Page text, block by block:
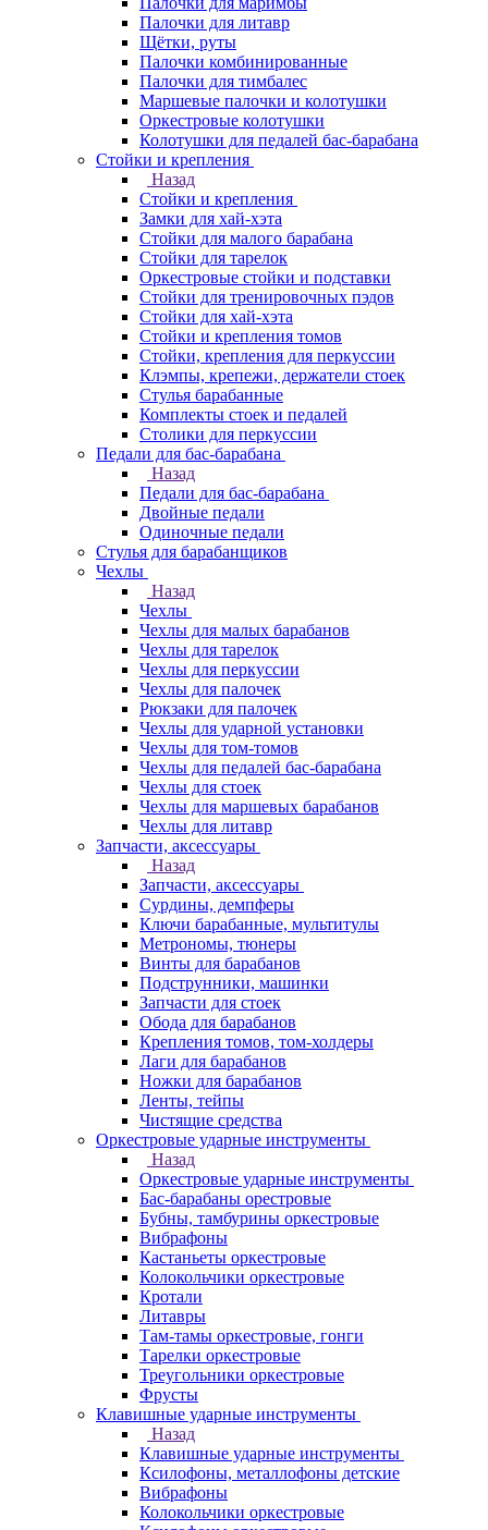
Палочки для литавр
Щётки, руты
Палочки комбинированные
Палочки для тимбалес
Маршевые палочки и колотушки
Оркестровые колотушки
Колотушки для педалей бас-барабана
Стойки и крепления
Назад
Стойки и крепления
Замки для хай-хэта
Стойки для малого барабана
Стойки для тарелок
Оркестровые стойки и подставки
Стойки для тренировочных пэдов
Стойки для хай-хэта
Стойки и крепления томов
Стойки, крепления для перкуссии
Клэмпы, крепежи, держатели стоек
Стулья барабанные
Комплекты стоек и педалей
Столики для перкуссии
Педали для бас-барабана
Назад
Педали для бас-барабана
Двойные педали
Одиночные педали
Стулья для барабанщиков
Чехлы
Назад
Чехлы
Чехлы для малых барабанов
Чехлы для тарелок
Чехлы для перкуссии
Чехлы для палочек
Рюкзаки для палочек
Чехлы для ударной установки
Чехлы для том-томов
Чехлы для педалей бас-барабана
Чехлы для стоек
Чехлы для маршевых барабанов
Чехлы для литавр
Запчасти, аксессуары
Назад
Запчасти, аксессуары
Сурдины, демпферы
Ключи барабанные, мультитулы
Метрономы, тюнеры
Винты для барабанов
Подструнники, машинки
Запчасти для стоек
Обода для барабанов
Крепления томов, том-холдеры
Лаги для барабанов
Ножки для барабанов
Ленты, тейпы
Чистящие средства
Оркестровые ударные инструменты
Назад
Оркестровые ударные инструменты
Бас-барабаны орестровые
Бубны, тамбурины оркестровые
Вибрафоны
Кастаньеты оркестровые
Колокольчики оркестровые
Кротали
Литавры
Там-тамы оркестровые, гонги
Тарелки оркестровые
Треугольники оркестровые
Фрусты
Клавишные ударные инструменты
Назад
Клавишные ударные инструменты
Ксилофоны, металлофоны детские
Вибрафоны
Колокольчики оркестровые